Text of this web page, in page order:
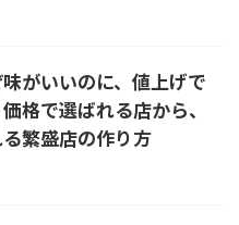
味がいいのに、値上げで
格で選ばれる店から、
繁盛店の作り方